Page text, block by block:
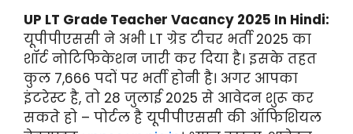
UP LT Grade Teacher Vacancy 2025 In Hindi:
यूपीपीएससी ने अभी LT ग्रेड टीचर भर्ती 2025 का
शॉर्ट नोटिफिकेशन जारी कर दिया है। इसके तहत
कुल 7,666 पदों पर भर्ती होनी है। अगर आपका
इंटरेस्ट है, तो 28 जुलाई 2025 से आवेदन शुरू कर
सकते हो – पोर्टल है यूपीपीएससी की ऑफिशियल